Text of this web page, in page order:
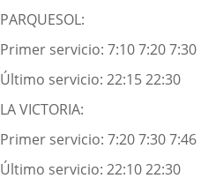
PARQUESOL:
Primer servicio: 7:10 7:20 7:30
Último servicio: 22:15 22:30
LA VICTORIA:
Primer servicio: 7:20 7:30 7:46
Último servicio: 22:10 22:30